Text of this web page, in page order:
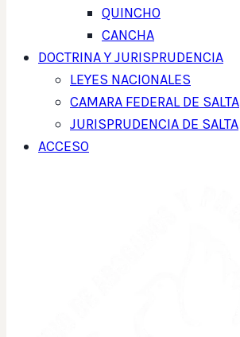
QUINCHO
CANCHA
DOCTRINA Y JURISPRUDENCIA
LEYES NACIONALES
CAMARA FEDERAL DE SALTA
JURISPRUDENCIA DE SALTA
ACCESO